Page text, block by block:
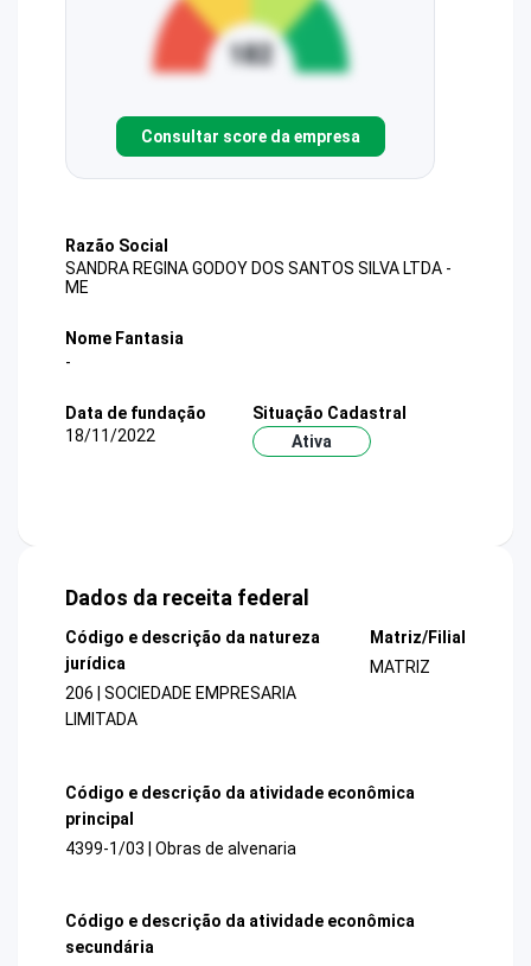
Consultar score da empresa
Razão Social
SANDRA REGINA GODOY DOS SANTOS SILVA LTDA -
ME
Nome Fantasia
-
Data de fundação
18/11/2022
Situação Cadastral
Ativa
Dados da receita federal
Código e descrição da natureza
jurídica
206 | SOCIEDADE EMPRESARIA
LIMITADA
Matriz/Filial
MATRIZ
Código e descrição da atividade econômica
principal
4399-1/03 | Obras de alvenaria
Código e descrição da atividade econômica
secundária